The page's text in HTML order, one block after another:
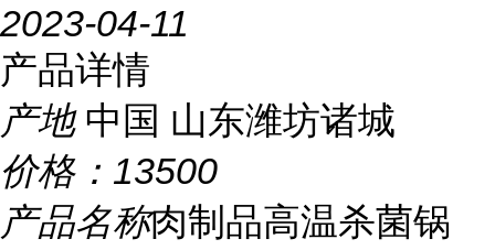
2023-04-11
产品详情
产地 中国 山东潍坊诸城
价格： 13500
产品名称肉制品高温杀菌锅